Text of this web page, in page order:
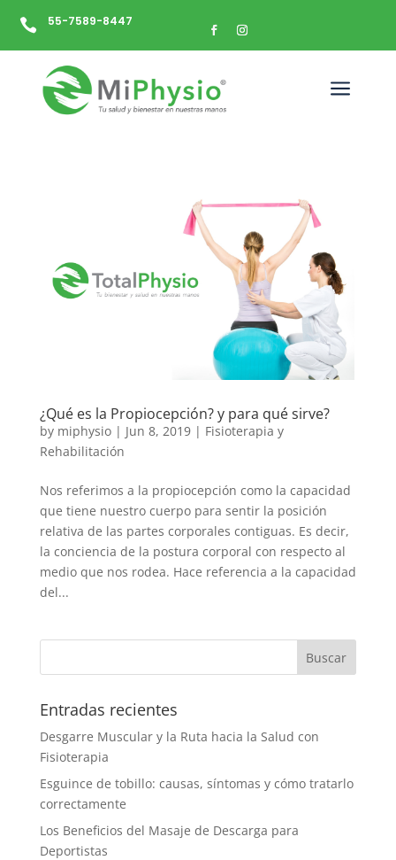
 55-7589-8447
a
¿Qué es la Propiocepción? y para qué sirve?
by miphysio| Jun 8, 2019| Fisioterapia y
Rehabilitación
Nos referimos a la propiocepción como la capacidad
que tiene nuestro cuerpo para sentir la posición
relativa de las partes corporales contiguas. Es decir,
la conciencia de la postura corporal con respecto al
medio que nos rodea. Hace referencia a la capacidad
del...
Entradas recientes
Desgarre Muscular y la Ruta hacia la Salud con
Fisioterapia
Esguince de tobillo: causas, síntomas y cómo tratarlo
correctamente
Los Beneficios del Masaje de Descarga para
Deportistas